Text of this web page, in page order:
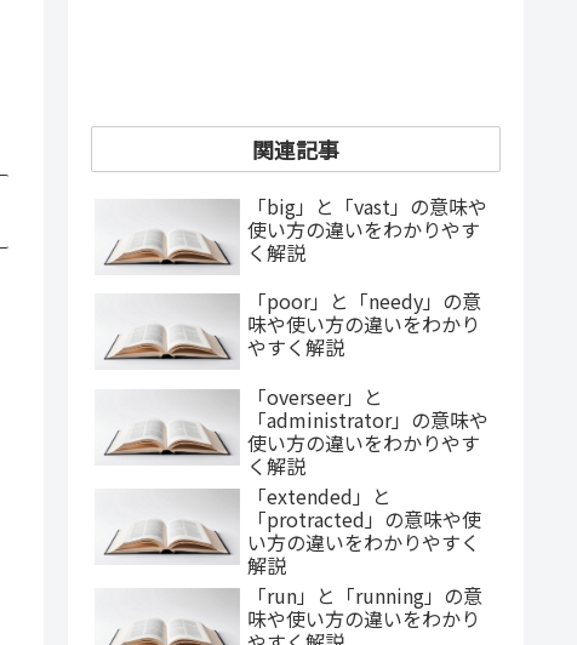
関連記事
「big」と「vast」の意味や
使い方の違いをわかりやす
く解説
「poor」と「needy」の意
味や使い方の違いをわかり
やすく解説
「overseer」と
「administrator」の意味や
使い方の違いをわかりやす
く解説
「extended」と
「protracted」の意味や使
い方の違いをわかりやすく
解説
「run」と「running」の意
味や使い方の違いをわかり